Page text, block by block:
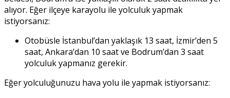
alıyor. Eğer ilçeye karayolu ile yolculuk yapmak
istiyorsanız:
Otobüsle İstanbul’dan yaklaşık 13 saat, İzmir’den 5
saat, Ankara’dan 10 saat ve Bodrum’dan 3 saat
yolculuk yapmanız gerekir.
Eğer yolculuğunuzu hava yolu ile yapmak istiyorsanız: